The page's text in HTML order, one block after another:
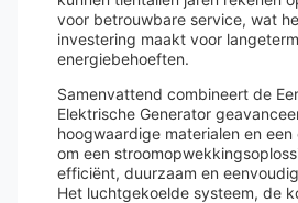
voor betrouwbare service, wat
investering maakt voor
energiebehoeften.
Samenvattend combineert de
Elektrische Generator
hoogwaardige materialen en
om een
efficiënt, duurzaam en
Het luchtgekoelde systeem, de